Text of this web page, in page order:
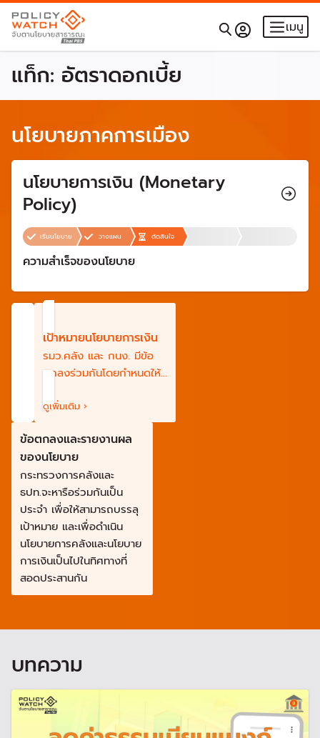
เมนู
แท็ก: อัตราดอกเบี้ย
นโยบายภาคการเมือง
นโยบายการเงิน (Monetary
Policy)
เริ่มนโยบาย วางแผน ตัดสินใจ
ความสำเร็จของนโยบาย
เป้าหมายนโยบายการเงิน
รมว.คลัง และ กนง. มีข้อ
ตกลงร่วมกันโดยกำหนดให้
3% เป็นเป้าหมายนโยบาย
การเงินด้านเสถียรภาพราคา
สำหรับระยะปานกลาง และ
เป็นเป้าหมายสำหรับปี 2567
ดูเพิ่มเติม ›
ข้อตกลงและรายงานผล
ของนโยบาย
กระทรวงการคลังและ
ธปท.จะหารือร่วมกันเป็น
ประจำ เพื่อให้สามารถบรรลุ
เป้าหมาย และเพื่อดำเนิน
นโยบายการคลังและนโยบาย
การเงินเป็นไปในทิศทางที่
สอดประสานกัน
บทความ